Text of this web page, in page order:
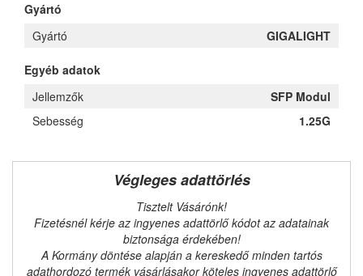
Gyártó
Gyártó
GIGALIGHT
Egyéb adatok
Jellemzők
SFP Modul
Sebesség
1.25G
Végleges adattörlés
Tisztelt Vásárónk!
Fizetésnél kérje az ingyenes adattörlő kódot az adatainak
biztonsága érdekében!
A Kormány döntése alapján a kereskedő minden tartós
adathordozó termék vásárlásakor köteles ingyenes adattörlő